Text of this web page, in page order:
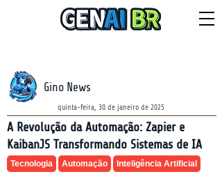
Gino News
quinta-feira, 30 de janeiro de 2025
A Revolução da Automação: Zapier e
KaibanJS Transformando Sistemas de IA
Tecnologia Automação Inteligência Artificial